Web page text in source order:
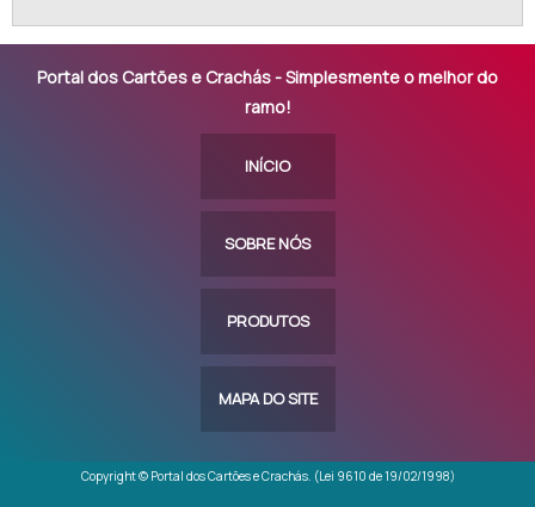
Portal dos Cartões e Crachás - Simplesmente o melhor do
ramo!
INÍCIO
SOBRE NÓS
PRODUTOS
MAPA DO SITE
Copyright © Portal dos Cartões e Crachás. (Lei 9610 de 19/02/1998)